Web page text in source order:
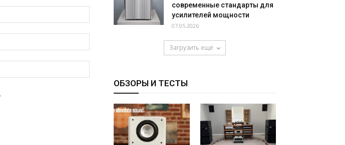
современные стандарты для
усилителей мощности
07.05.2026
Загрузить ещё
ОБЗОРЫ И ТЕСТЫ